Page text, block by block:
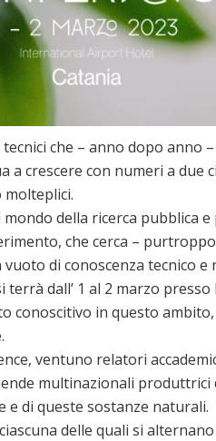
che – anno dopo anno
a crescere con numeri a
della ricerca pubblica
che cerca –
di conoscenza tecnico
terrà dall’ 1 al 2 marzo
conoscitivo in questo
ventuno relatori
multinazionali
e di queste sostanze naturali.
delle quali si